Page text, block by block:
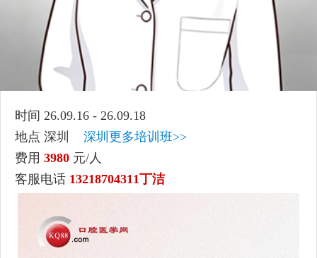
时间 26.09.16 - 26.09.18
地点 深圳 深圳更多培训班>>
费用 3980 元/人
客服电话 13218704311丁洁